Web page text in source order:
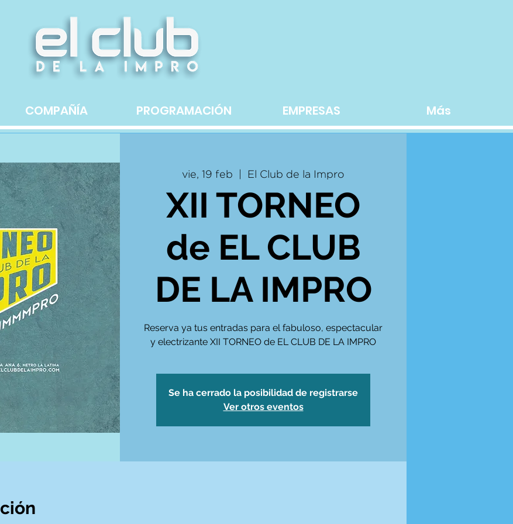
COMPAÑÍA PROGRAMACIÓN EMPRESAS Más
vie, 19 feb El Club de la Impro
XII TORNEO
de EL CLUB
DE LA IMPRO
Reserva ya tus entradas para el fabuloso, espectacular
y electrizante XII TORNEO de EL CLUB DE LA IMPRO
Se ha cerrado la posibilidad de registrarse
Ver otros eventos